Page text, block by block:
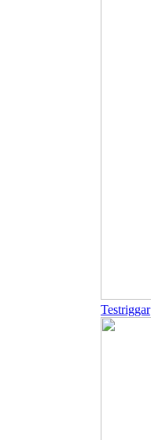
Testriggar